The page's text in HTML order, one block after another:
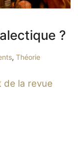
?
, Théorie
de la revue